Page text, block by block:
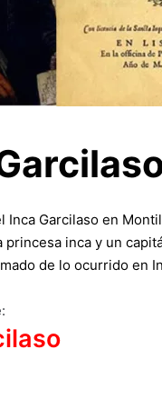
Inca Garcilaso en
princesa inca y un
de lo ocurrido en